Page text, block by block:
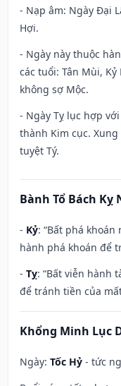
- Nạp âm: Ngày Đại
Hợi.
- Ngày này thuộc
các tuổi: Tân Mùi,
không sợ Mộc.
- Ngày Tỵ lục hợp
thành Kim cục.
tuyệt Tý.
Bành Tổ Bách Kỵ
- Kỷ: “Bất phá
hành phá khoán để
- Tỵ: “Bất viễn hành
để tránh tiền của
Khổng Minh Lục
Ngày: Tốc Hỷ - tức